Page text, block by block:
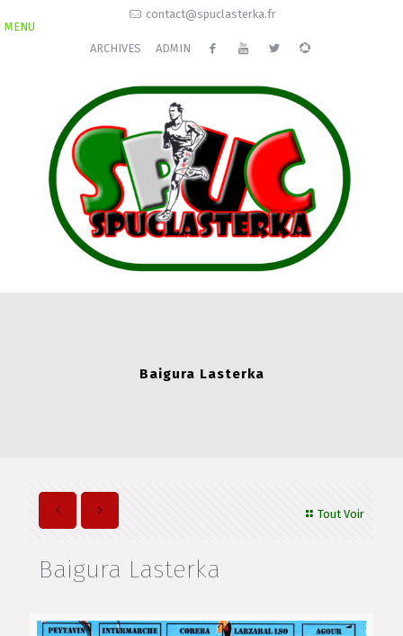
contact@spuclasterka.fr
ARCHIVES ADMIN
MENU
Baigura Lasterka
Tout Voir
Baigura Lasterka